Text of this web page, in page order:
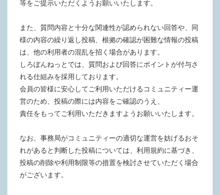
等をご提示いただくようお願いいたします。
また、質問内容と十分な関連性が認められない回答や、同
様の内容の繰り返し投稿、根拠の確認が困難な情報の投稿
は、他の利用者の混乱を招く場合があります。
しろぼんねっとでは、質問および回答にポイントが付与さ
れる仕組みを採用しております。
会員の皆様に安心してご利用いただけるコミュニティー運
営のため、投稿の際には内容をご確認のうえ、
責任をもってご利用いただきますようお願いいたします。
なお、事務局がコミュニティーの適切な運営を妨げるおそ
れがあると判断した投稿については、利用規約に基づき、
投稿の削除や利用制限等の措置を検討させていただく場合
がございます。